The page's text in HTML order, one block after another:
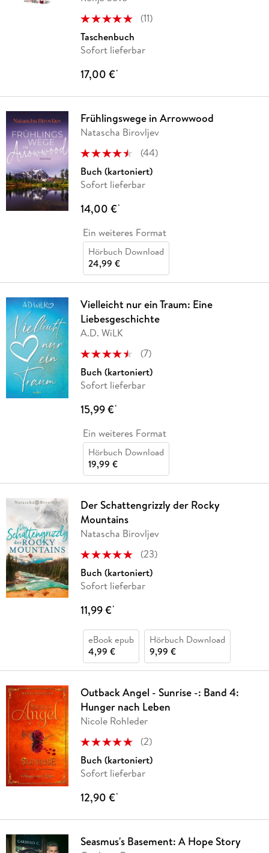
(11)
Taschenbuch
Sofort lieferbar
17,00 €*
Frühlingswege in Arrowwood
Natascha Birovljev
(44)
Buch (kartoniert)
Sofort lieferbar
14,00 €*
Ein weiteres Format
Hörbuch Download
24,99 €
Vielleicht nur ein Traum: Eine
Liebesgeschichte
A.D. WiLK
(7)
Buch (kartoniert)
Sofort lieferbar
15,99 €*
Ein weiteres Format
Hörbuch Download
19,99 €
Der Schattengrizzly der Rocky
Mountains
Natascha Birovljev
(23)
Buch (kartoniert)
Sofort lieferbar
11,99 €*
eBook epub
4,99 €
Hörbuch Download
9,99 €
Outback Angel - Sunrise -: Band 4:
Hunger nach Leben
Nicole Rohleder
(2)
Buch (kartoniert)
Sofort lieferbar
12,90 €*
Seasmus's Basement: A Hope Story